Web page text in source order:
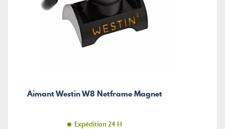
Aimant Westin W8 Netframe Magnet
Expédition 24 H